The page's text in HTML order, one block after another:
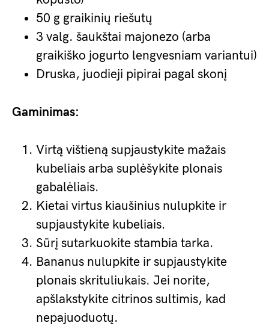
50 g graikinių riešutų
3 valg. šaukštai majonezo (arba
graikiško jogurto lengvesniam variantui)
Druska, juodieji pipirai pagal skonį
Gaminimas:
Virtą vištieną supjaustykite mažais
kubeliais arba suplėšykite plonais
gabalėliais.
Kietai virtus kiaušinius nulupkite ir
supjaustykite kubeliais.
Sūrį sutarkuokite stambia tarka.
Bananus nulupkite ir supjaustykite
plonais skrituliukais. Jei norite,
apšlakstykite citrinos sultimis, kad
nepajuoduotų.